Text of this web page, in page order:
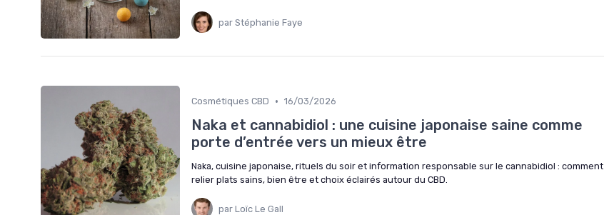
par Stéphanie Faye
Cosmétiques CBD • 16/03/2026
Naka et cannabidiol : une cuisine japonaise saine comme
porte d’entrée vers un mieux être
Naka, cuisine japonaise, rituels du soir et information responsable sur le cannabidiol : comment
relier plats sains, bien être et choix éclairés autour du CBD.
par Loïc Le Gall